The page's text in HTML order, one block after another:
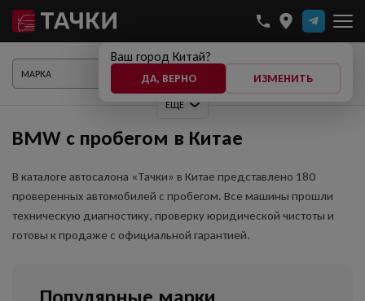
Ваш город Китай?
ДА, ВЕРНО ИЗМЕНИТЬ
ЕЩЕ
ПОКАЗАТЬ АВТО
BMW с пробегом в Китае
В каталоге автосалона «Тачки» в Китае представлено 180
проверенных автомобилей с пробегом. Все машины прошли
техническую диагностику, проверку юридической чистоты и
готовы к продаже с официальной гарантией.